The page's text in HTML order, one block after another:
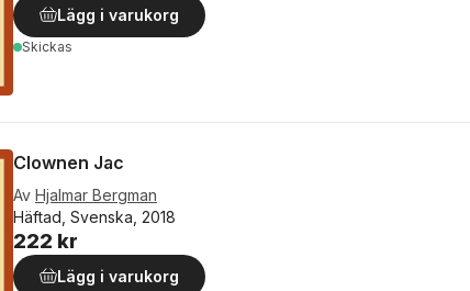
Lägg i varukorg
Skickas
Clownen Jac
Av Hjalmar Bergman
Häftad, Svenska, 2018
222 kr
Lägg i varukorg